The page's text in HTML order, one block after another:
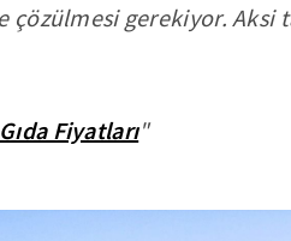
çözülmesi gerekiyor.
Fiyatları"